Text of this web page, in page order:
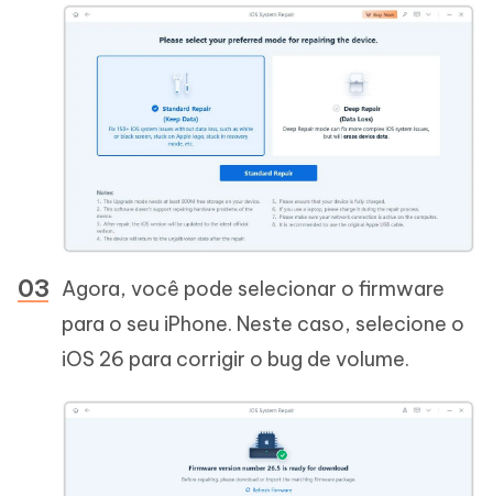
Agora, você pode selecionar o firmware
para o seu iPhone. Neste caso, selecione o
iOS 26 para corrigir o bug de volume.